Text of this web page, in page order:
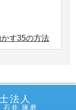
す35の方法
法人
井 琢磨